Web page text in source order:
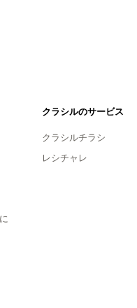
クラシルのサービス
クラシルチラシ
レシチャレ